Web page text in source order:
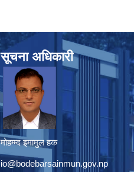
सूचना अधिकारी
मोहम्म्द इमामुल हक
io@bodebarsainmun.gov.np